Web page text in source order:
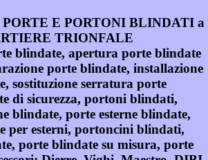
E PORTONI BLINDATI a
TRIONFALE
blindate, apertura porte blindate
porte blindate, installazione
sostituzione serratura porte
di sicurezza, portoni blindati,
blindate, porte esterne blindate,
per esterni, portoncini blindati,
porte blindate su misura, porte